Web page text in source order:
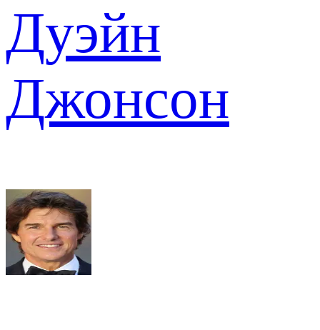
Дуэйн
Джонсон